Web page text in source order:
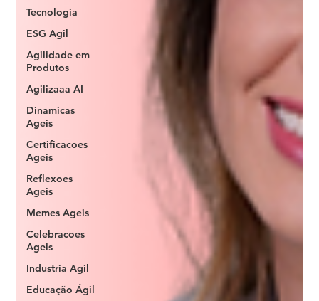
Tecnologia
ESG Agil
Agilidade em
Produtos
Agilizaaa AI
Dinamicas
Ageis
Certificacoes
Ageis
Reflexoes
Ageis
Memes Ageis
Celebracoes
Ageis
Industria Agil
Educação Ágil